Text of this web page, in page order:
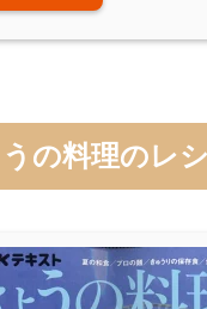
の料理のレ